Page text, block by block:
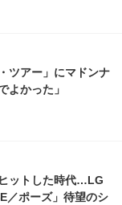
ツアー」にマドンナ
よかった」
ットした時代…LG
／ポーズ」待望のシ